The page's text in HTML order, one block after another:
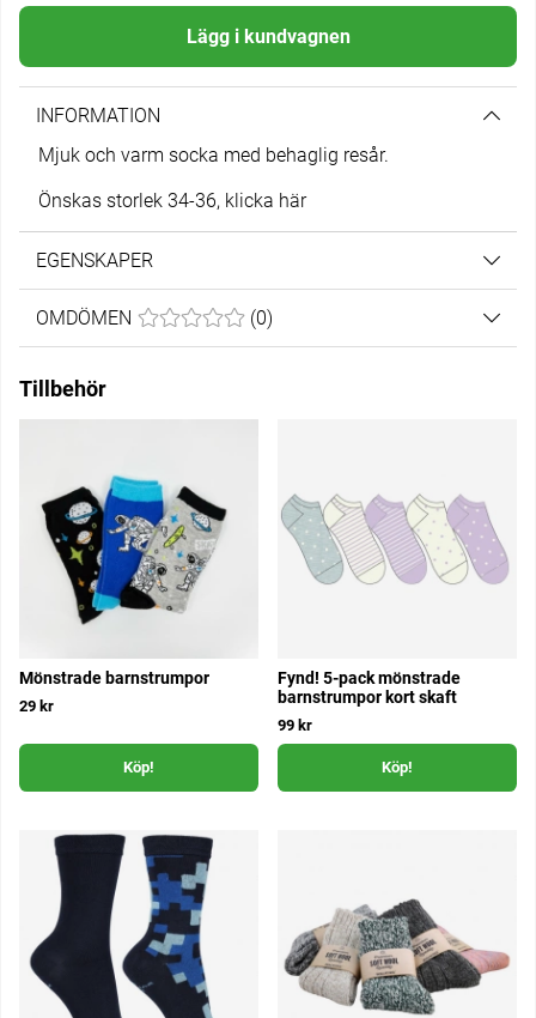
Lägg i kundvagnen
INFORMATION
Mjuk och varm socka med behaglig resår.
Önskas storlek 34-36, klicka här
EGENSKAPER
OMDÖMEN MEDELBETYG 0 AV 5 ANTAL BETYG 0
(0)
Tillbehör
Mönstrade barnstrumpor
29 kr
Köp!
Fynd! 5-pack mönstrade
barnstrumpor kort skaft
99 kr
Köp!